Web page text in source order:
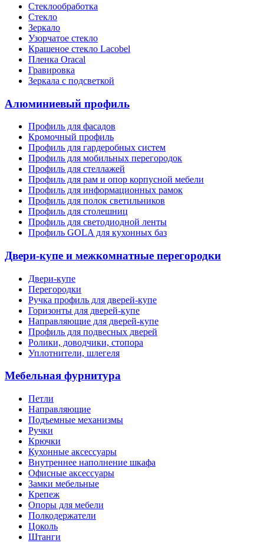
Стеклообработка
Стекло
Зеркало
Узорчатое стекло
Крашеное стекло Lacobel
Пленка Oracal
Гравировка
Зеркала с подсветкой
Алюминиевый профиль
Профиль для фасадов
Кромочный профиль
Профиль для гардеробных систем
Профиль для мобильных перегородок
Профиль для стеллажей
Профиль для рам и опор корпусной мебели
Профиль для информационных рамок
Профиль для полок светильников
Профиль для столешниц
Профиль для светодиодной ленты
Профиль GOLA для кухонных баз
Двери-купе и межкомнатные перегородки
Двери-купе
Перегородки
Ручка профиль для дверей-купе
Горизонты для дверей-купе
Направляющие для дверей-купе
Профиль для подвесных дверей
Ролики, доводчики, стопора
Уплотнители, шлегеля
Мебельная фурнитура
Петли
Направляющие
Подъемные механизмы
Ручки
Крючки
Кухонные аксессуары
Внутреннее наполнение шкафа
Офисные аксессуары
Замки мебельные
Крепеж
Опоры для мебели
Полкодержатели
Цоколь
Штанги